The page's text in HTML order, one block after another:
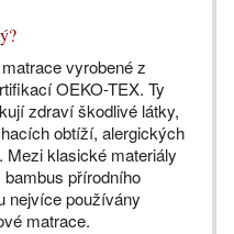
vyrobené z
OEKO-TEX. Ty
zdraví škodlivé látky,
obtíží, alergických
klasické materiály
přírodního
nejvíce používány
matrace.